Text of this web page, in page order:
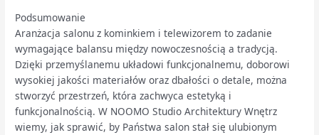
Podsumowanie
Aranżacja salonu z kominkiem i telewizorem to zadanie
wymagające balansu między nowoczesnością a tradycją.
Dzięki przemyślanemu układowi funkcjonalnemu, doborowi
wysokiej jakości materiałów oraz dbałości o detale, można
stworzyć przestrzeń, która zachwyca estetyką i
funkcjonalnością. W NOOMO Studio Architektury Wnętrz
wiemy, jak sprawić, by Państwa salon stał się ulubionym